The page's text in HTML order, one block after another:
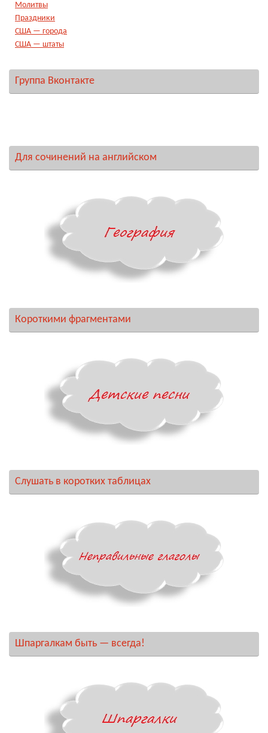
Молитвы
Праздники
США — города
США — штаты
Группа Вконтакте
Для сочинений на английском
Короткими фрагментами
Слушать в коротких таблицах
Шпаргалкам быть — всегда!